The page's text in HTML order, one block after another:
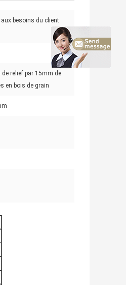
aux besoins du client
de relief par 15mm de
en bois de grain